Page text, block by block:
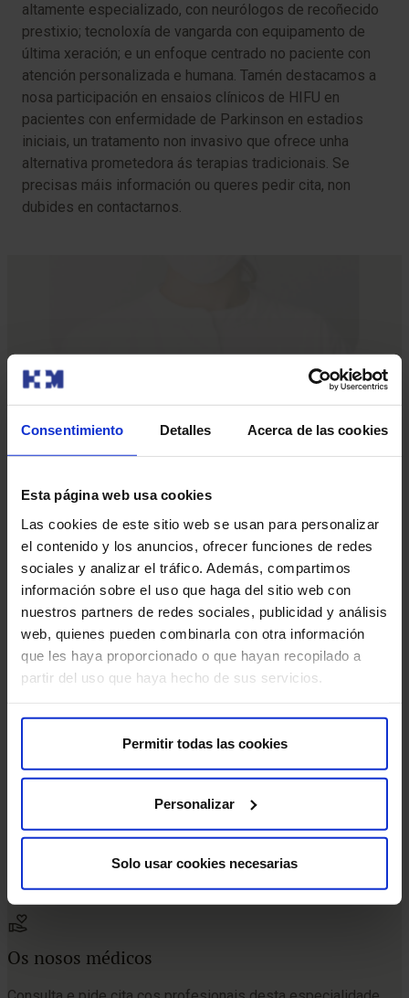
Consentimiento Detalles Acerca de las cookies
Esta página web usa cookies
Las cookies de este sitio web se usan para personalizar
el contenido y los anuncios, ofrecer funciones de redes
sociales y analizar el tráfico. Además, compartimos
información sobre el uso que haga del sitio web con
nuestros partners de redes sociales, publicidad y análisis
web, quienes pueden combinarla con otra información
que les haya proporcionado o que hayan recopilado a
partir del uso que haya hecho de sus servicios.
Permitir todas las cookies
Personalizar
Solo usar cookies necesarias
altamente especializado, con neurólogos de recoñecido
prestixio; tecnoloxía de vangarda con equipamento de
última xeración; e un enfoque centrado no paciente con
atención personalizada e humana. Tamén destacamos a
nosa participación en ensaios clínicos de HIFU en
pacientes con enfermidade de Parkinson en estadios
iniciais, un tratamento non invasivo que ofrece unha
alternativa prometedora ás terapias tradicionais. Se
precisas máis información ou queres pedir cita, non
dubides en contactarnos.
Os nosos médicos